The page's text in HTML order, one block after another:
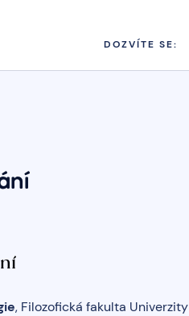
DOZVÍTE SE:
, Filozofická fakulta